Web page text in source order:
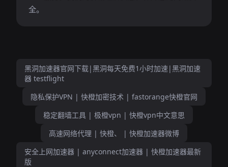
全。
黑洞加速器官网下载|黑洞每天免费1小时加速|黑洞加速
器 testflight
隐私保护VPN | 快橙加密技术 | fastorange快橙官网
稳定翻墙工具 | 极橙vpn | 快橙vpn中文意思
高速网络代理 | 快橙、 | 快橙加速器微博
安全上网加速器 | anyconnect加速器 | 快橙加速器最新
版